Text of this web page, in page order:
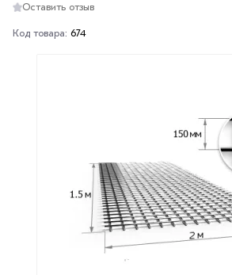
Оставить отзыв
Код товара: 674